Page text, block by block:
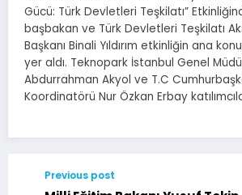
Gücü: Türk Devletleri Teşkilatı”
başbakan ve Türk Devletleri Teşkilatı
Başkanı Binali Yıldırım etkinliğin ana
yer aldı. Teknopark İstanbul Genel
Abdurrahman Akyol ve T.C
Koordinatörü Nur Özkan Erbay
Previous post